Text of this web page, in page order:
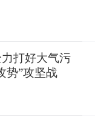
打好大气污
势”攻坚战